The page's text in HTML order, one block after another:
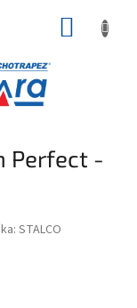
Perfect -
STALCO